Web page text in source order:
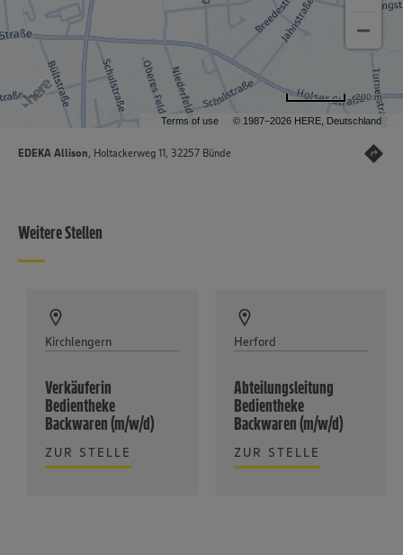
Terms of use © 1987–2026 HERE, Deutschland
200 m
EDEKA Allison, Holtackerweg 11, 32257 Bünde
Weitere Stellen
Kirchlengern
Verkäuferin
Bedientheke
Backwaren (m/w/d)
ZUR STELLE
Herford
Abteilungsleitung
Bedientheke
Backwaren (m/w/d)
ZUR STELLE